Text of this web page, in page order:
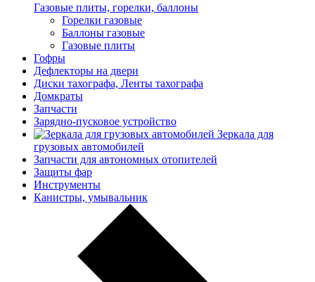
Газовые плиты, горелки, баллоны
Горелки газовые
Баллоны газовые
Газовые плиты
Гофры
Дефлекторы на двери
Диски тахографа, Ленты тахографа
Домкраты
Запчасти
Зарядно-пусковое устройство
Зеркала для
грузовых автомобилей
Запчасти для автономных отопителей
Защиты фар
Инструменты
Канистры, умывальник